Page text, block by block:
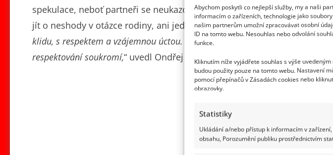
Abychom poskytli co nejlepší služby, my a naši
informacím o zařízeních, technologie jako
našim partnerům umožní zpracovávat osobní
ID na tomto webu. Nesouhlas nebo odvolání
funkce.
Kliknutím níže vyjádřete souhlas s výše
budou použity pouze na tomto webu. Nastavení
pomocí přepínačů v Zásadách cookies nebo
obrazovky.
Statistiky
Ukládání a/nebo přístup k informacím v
obsahu, Porozumění publiku prostřednictvím
spekulace, neboť partneři se neukazovali společně na veřejnosti.
jít o neshody v otázce rodiny, ani jeden nic takového ale nepotvrdil. „S
klidu, s respektem a vzájemnou úctou. Nebudeme k tomu poskytovat další
respektování soukromí,“ uvedl Ondřej Brzobohatý.